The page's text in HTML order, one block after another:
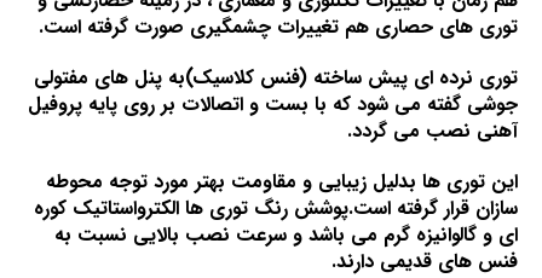
توری های حصاری هم تغییرات چشمگیری صورت گرفته است.
توری نرده ای پیش ساخته (فنس کلاسیک)به پنل های مفتولی
جوشی گفته می شود که با بست و اتصالات بر روی پایه پروفیل
آهنی نصب می گردد.
این توری ها بدلیل زیبایی و مقاومت بهتر مورد توجه محوطه
سازان قرار گرفته است.پوشش رنگ توری ها الکترواستاتیک کوره
ای و گالوانیزه گرم می باشد و سرعت نصب بالایی نسبت به
فنس های قدیمی دارند.